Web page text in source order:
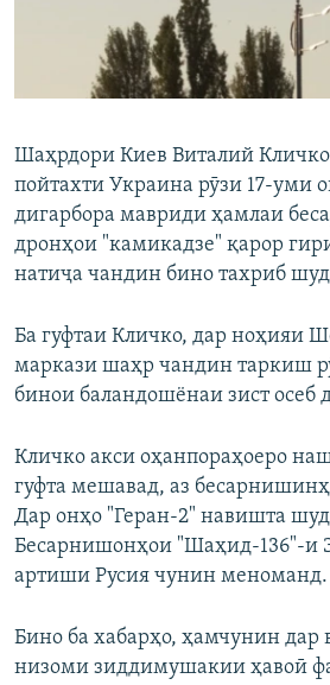
ГУЗОРИШҲОИ РАДИОӢ
Ҳамаи сомонаҳои RFE/RL
Шаҳрдори Киев Виталий
пойтахти Украина рӯзи 17-уми
дигарбора мавриди ҳамлаи
дронҳои "камикадзе" қарор
натиҷа чандин бино тахриб
Ба гуфтаи Кличко, дар ноҳияи
маркази шаҳр чандин таркиш
бинои баландошёнаи зист осеб
Кличко акси оҳанпораҳоеро
гуфта мешавад, аз
Дар онҳо "Геран-2" навишта
Бесарнишонҳои "Шаҳид-136"-и
артиши Русия чунин меноманд.
Бино ба хабарҳо, ҳамчунин дар
низоми зиддимушакии ҳавоӣ